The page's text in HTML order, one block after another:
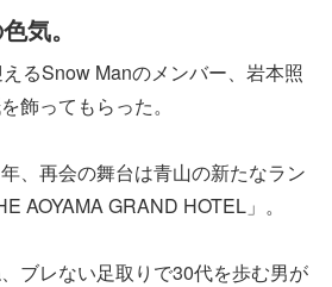
気。
るSnow Manのメンバー、岩本照
飾ってもらった。
、再会の舞台は青山の新たなラン
AOYAMA GRAND HOTEL」。
ブレない足取りで30代を歩む男が